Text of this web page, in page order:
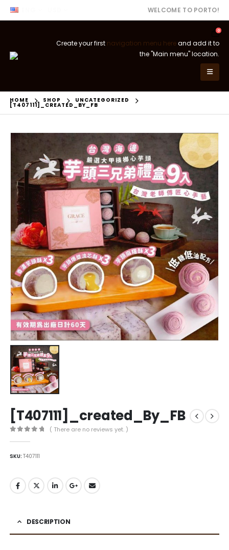
WELCOME TO PORTO!
0
Create your first navigation menu hereand add it to
the "Main menu" location.
HOME SHOP UNCATEGORIZED
[T407111]_CREATED_BY_FB
[T407111]_created_By_FB
( There are no reviews yet. )
SKU:T407111
DESCRIPTION